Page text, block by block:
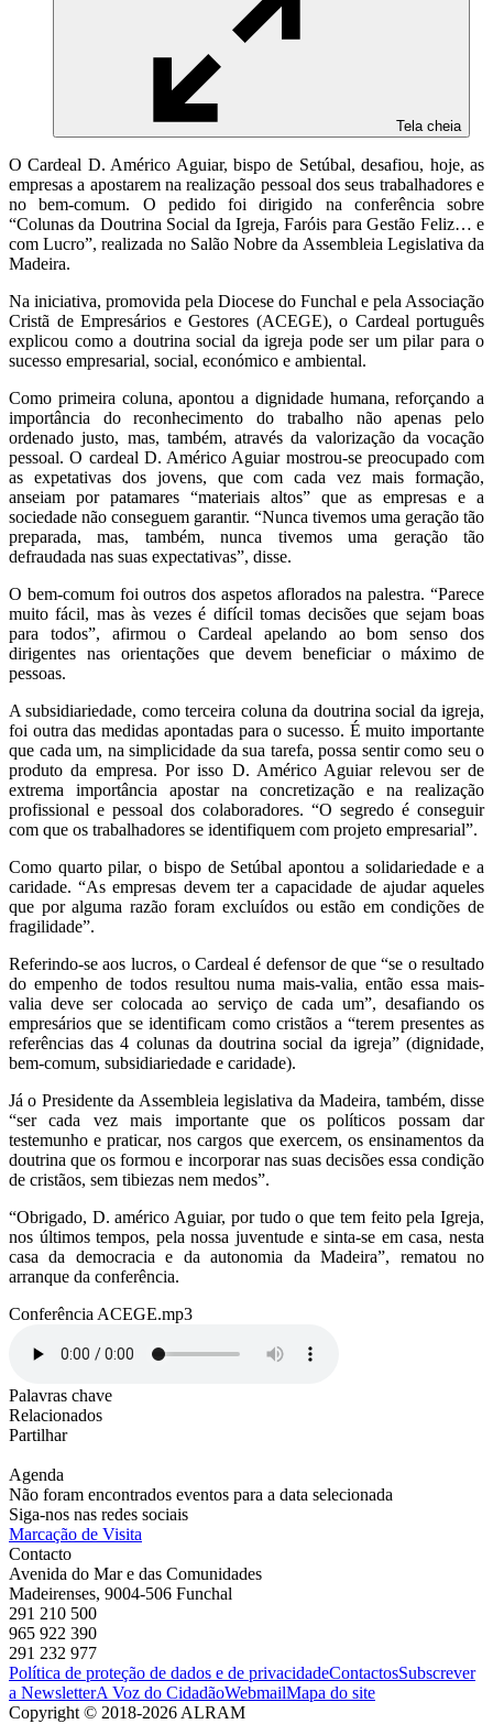
Tela cheia
O Cardeal D. Américo Aguiar, bispo de Setúbal, desafiou, hoje, as
empresas a apostarem na realização pessoal dos seus trabalhadores e
no bem-comum. O pedido foi dirigido na conferência sobre
“Colunas da Doutrina Social da Igreja, Faróis para Gestão Feliz… e
com Lucro”, realizada no Salão Nobre da Assembleia Legislativa da
Madeira.
Na iniciativa, promovida pela Diocese do Funchal e pela Associação
Cristã de Empresários e Gestores (ACEGE), o Cardeal português
explicou como a doutrina social da igreja pode ser um pilar para o
sucesso empresarial, social, económico e ambiental.
Como primeira coluna, apontou a dignidade humana, reforçando a
importância do reconhecimento do trabalho não apenas pelo
ordenado justo, mas, também, através da valorização da vocação
pessoal. O cardeal D. Américo Aguiar mostrou-se preocupado com
as expetativas dos jovens, que com cada vez mais formação,
anseiam por patamares “materiais altos” que as empresas e a
sociedade não conseguem garantir. “Nunca tivemos uma geração tão
preparada, mas, também, nunca tivemos uma geração tão
defraudada nas suas expectativas”, disse.
O bem-comum foi outros dos aspetos aflorados na palestra. “Parece
muito fácil, mas às vezes é difícil tomas decisões que sejam boas
para todos”, afirmou o Cardeal apelando ao bom senso dos
dirigentes nas orientações que devem beneficiar o máximo de
pessoas.
A subsidiariedade, como terceira coluna da doutrina social da igreja,
foi outra das medidas apontadas para o sucesso. É muito importante
que cada um, na simplicidade da sua tarefa, possa sentir como seu o
produto da empresa. Por isso D. Américo Aguiar relevou ser de
extrema importância apostar na concretização e na realização
profissional e pessoal dos colaboradores. “O segredo é conseguir
com que os trabalhadores se identifiquem com projeto empresarial”.
Como quarto pilar, o bispo de Setúbal apontou a solidariedade e a
caridade. “As empresas devem ter a capacidade de ajudar aqueles
que por alguma razão foram excluídos ou estão em condições de
fragilidade”.
Referindo-se aos lucros, o Cardeal é defensor de que “se o resultado
do empenho de todos resultou numa mais-valia, então essa mais-
valia deve ser colocada ao serviço de cada um”, desafiando os
empresários que se identificam como cristãos a “terem presentes as
referências das 4 colunas da doutrina social da igreja” (dignidade,
bem-comum, subsidiariedade e caridade).
Já o Presidente da Assembleia legislativa da Madeira, também, disse
“ser cada vez mais importante que os políticos possam dar
testemunho e praticar, nos cargos que exercem, os ensinamentos da
doutrina que os formou e incorporar nas suas decisões essa condição
de cristãos, sem tibiezas nem medos”.
“Obrigado, D. américo Aguiar, por tudo o que tem feito pela Igreja,
nos últimos tempos, pela nossa juventude e sinta-se em casa, nesta
casa da democracia e da autonomia da Madeira”, rematou no
arranque da conferência.
Conferência ACEGE.mp3
Palavras chave
Relacionados
Partilhar
Agenda
Não foram encontrados eventos para a data selecionada
Siga-nos nas redes sociais
Marcação de Visita
Contacto
Avenida do Mar e das Comunidades
Madeirenses, 9004-506 Funchal
291 210 500
965 922 390
291 232 977
Política de proteção de dados e de privacidadeContactosSubscrever
a NewsletterA Voz do CidadãoWebmailMapa do site
Copyright © 2018-2026 ALRAM